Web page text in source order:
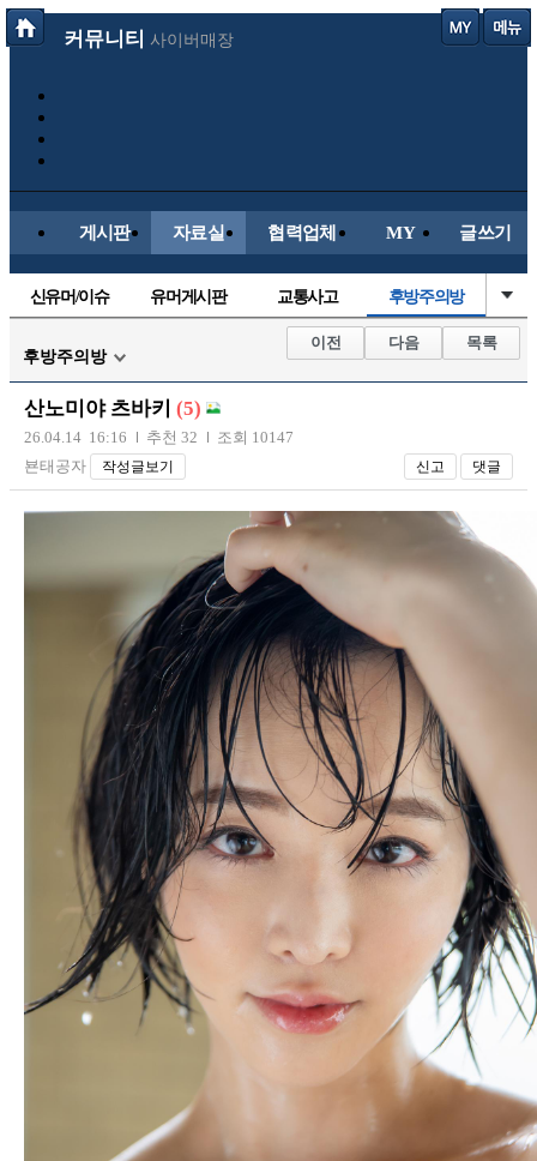
커뮤니티 사이버매장
게시판 자료실 협력업체 MY 글쓰기
신유머/이슈 유머게시판 교통사고 후방주의방
내차사진 직찍/특종
자동차사진 레이싱모델 자유사진 군사/무기
항공/해운/철도
장착시공사진
후방주의방
이전 다음 목록
산노미야 츠바키 (5)
26.04.14 16:16 추천 32
조회 10147
뵨태공자
작성글보기 신고 댓글